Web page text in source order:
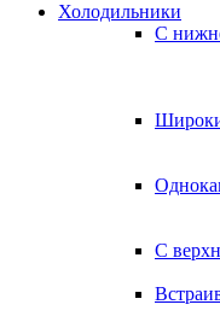
Холодильники
С
С